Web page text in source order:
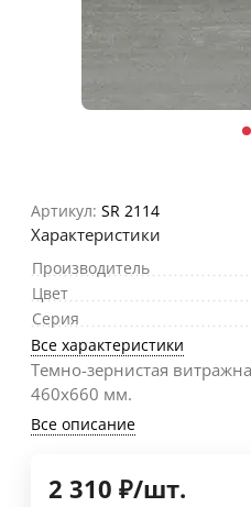
Артикул: SR 2114
Характеристики
Производитель
Цвет
Серия
Все характеристики
Темно-зернистая
460х660 мм.
Все описание
2 310 ₽/шт.